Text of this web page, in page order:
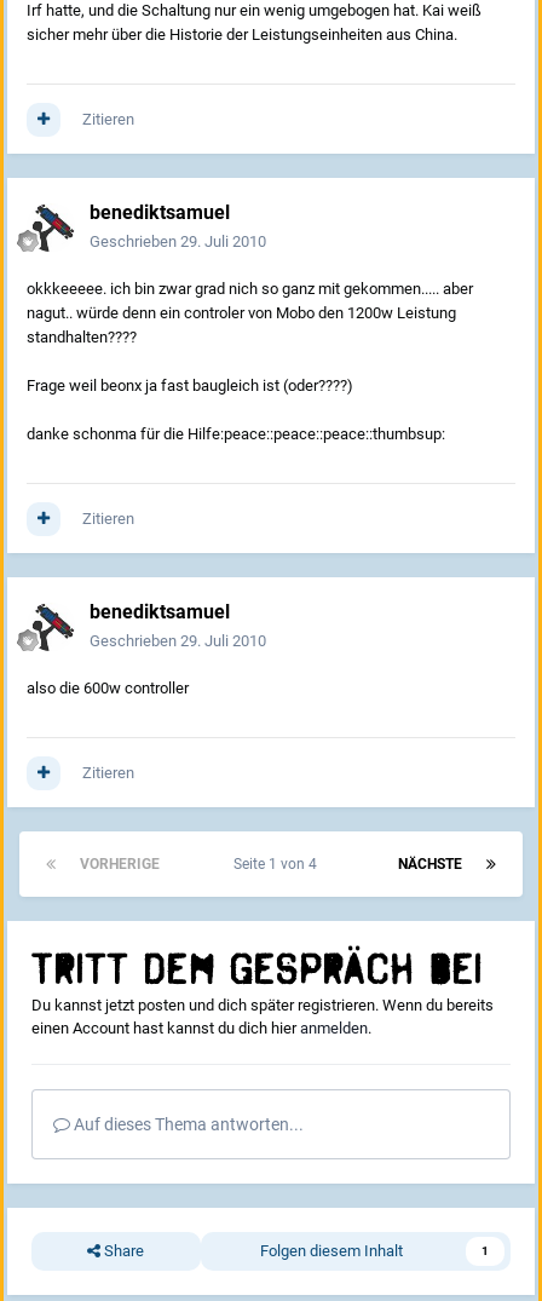
Irf hatte, und die Schaltung nur ein wenig umgebogen hat. Kai weiß
sicher mehr über die Historie der Leistungseinheiten aus China.
Zitieren
benediktsamuel
Geschrieben 29. Juli 2010
okkkeeeee. ich bin zwar grad nich so ganz mit gekommen..... aber
nagut.. würde denn ein controler von Mobo den 1200w Leistung
standhalten????
Frage weil beonx ja fast baugleich ist (oder????)
danke schonma für die Hilfe:peace::peace::peace::thumbsup:
Zitieren
benediktsamuel
Geschrieben 29. Juli 2010
also die 600w controller
Zitieren
VORHERIGE NÄCHSTE
Seite 1 von 4
Tritt dem Gespräch bei
Du kannst jetzt posten und dich später registrieren. Wenn du bereits
einen Account hast kannst du dich hieranmelden.
Auf dieses Thema antworten...
Share Folgen diesem Inhalt 1